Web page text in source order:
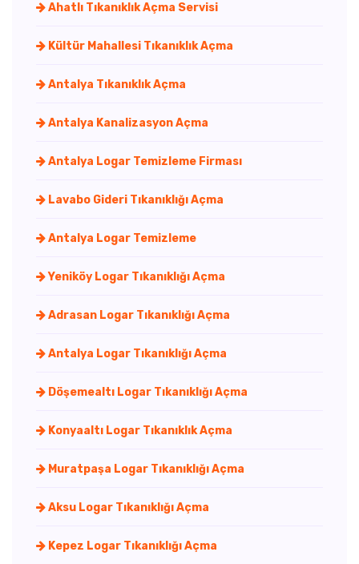
Ahatlı Tıkanıklık Açma Servisi
Kültür Mahallesi Tıkanıklık Açma
Antalya Tıkanıklık Açma
Antalya Kanalizasyon Açma
Antalya Logar Temizleme Firması
Lavabo Gideri Tıkanıklığı Açma
Antalya Logar Temizleme
Yeniköy Logar Tıkanıklığı Açma
Adrasan Logar Tıkanıklığı Açma
Antalya Logar Tıkanıklığı Açma
Döşemealtı Logar Tıkanıklığı Açma
Konyaaltı Logar Tıkanıklık Açma
Muratpaşa Logar Tıkanıklığı Açma
Aksu Logar Tıkanıklığı Açma
Kepez Logar Tıkanıklığı Açma